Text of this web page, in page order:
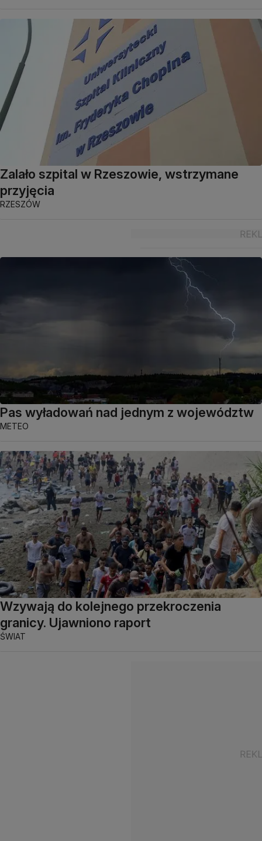
Zalało szpital w Rzeszowie, wstrzymane
przyjęcia
RZESZÓW
Pas wyładowań nad jednym z województw
METEO
Wzywają do kolejnego przekroczenia
granicy. Ujawniono raport
ŚWIAT